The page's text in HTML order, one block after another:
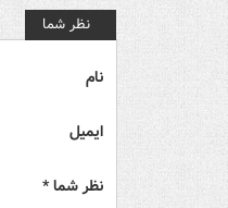
نظر شما
نام
ایمیل
نظر شما *